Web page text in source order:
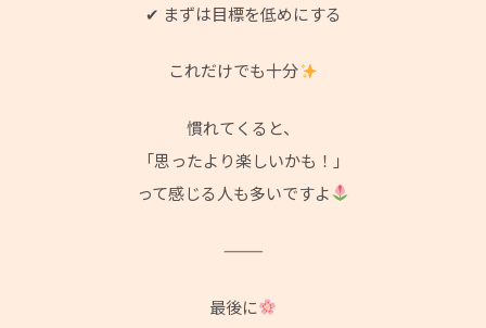
✔ まずは目標を低めにする
これだけでも十分
慣れてくると、
「思ったより楽しいかも！」
って感じる人も多いですよ
⸻
最後に